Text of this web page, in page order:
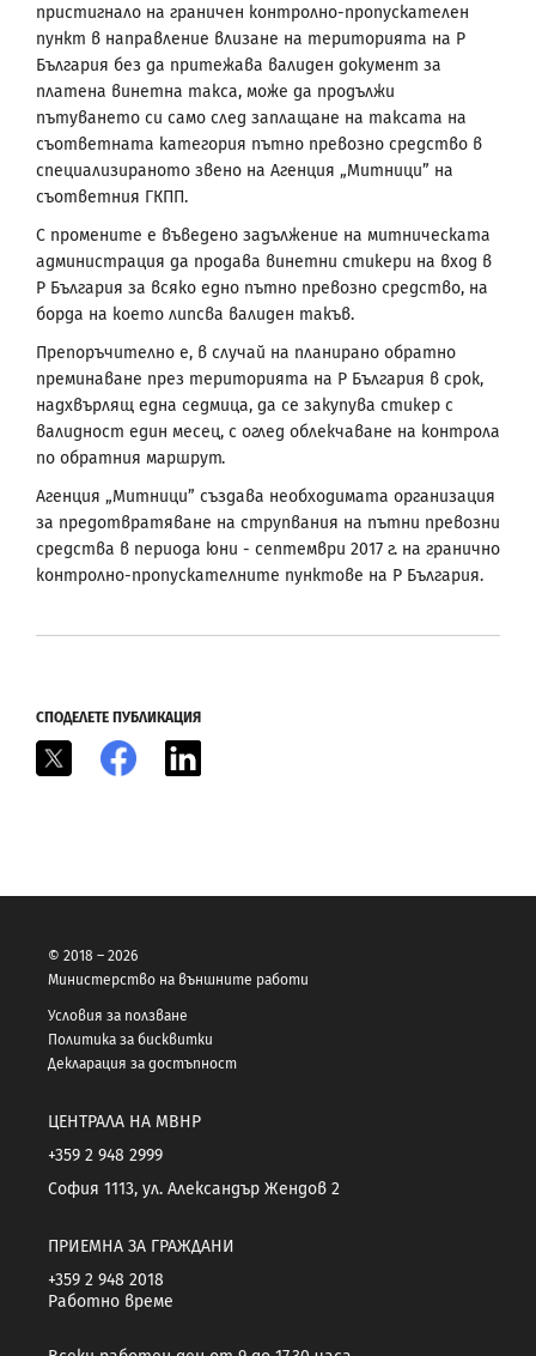
пристигнало на граничен контролно-пропускателен
пункт в направление влизане на територията на Р
България без да притежава валиден документ за
платена винетна такса, може да продължи
пътуването си само след заплащане на таксата на
съответната категория пътно превозно средство в
специализираното звено на Агенция „Митници” на
съответния ГКПП.
С промените е въведено задължение на митническата
администрация да продава винетни стикери на вход в
Р България за всяко едно пътно превозно средство, на
борда на което липсва валиден такъв.
Препоръчително е, в случай на планирано обратно
преминаване през територията на Р България в срок,
надхвърлящ една седмица, да се закупува стикер с
валидност един месец, с оглед облекчаване на контрола
по обратния маршрут.
Агенция „Митници” създава необходимата организация
за предотвратяване на струпвания на пътни превозни
средства в периода юни - септември 2017 г. на гранично
контролно-пропускателните пунктове на Р България.
СПОДЕЛЕТЕ ПУБЛИКАЦИЯ
Facebook
© 2018 – 2026
Министерство на външните работи
Условия за ползване
Политика за бисквитки
Декларация за достъпност
ЦЕНТРАЛА НА МВНР
+359 2 948 2999
София 1113, ул. Александър Жендов 2
ПРИЕМНА ЗА ГРАЖДАНИ
+359 2 948 2018
Работно време